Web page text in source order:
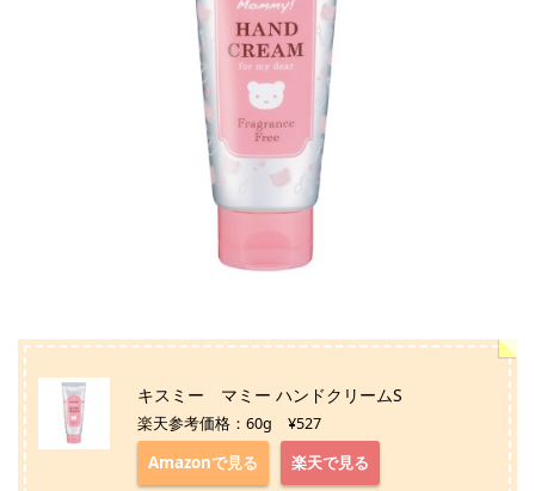
キスミー マミー ハンドクリームS
楽天参考価格：60g ¥527
Amazonで見る 楽天で見る